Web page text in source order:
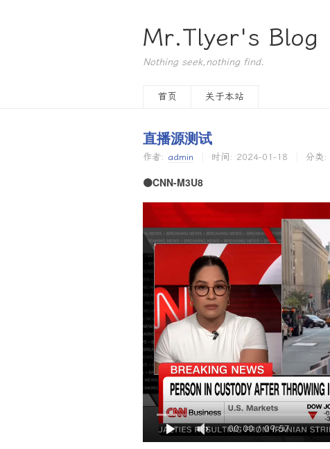
Mr.Tlyer's Blog
Nothing seek,nothing find.
首页
关于本站
直播源测试
作者: admin 时间: 2024-01-18 分类:
🟠CNN-M3U8
00:00/09:57